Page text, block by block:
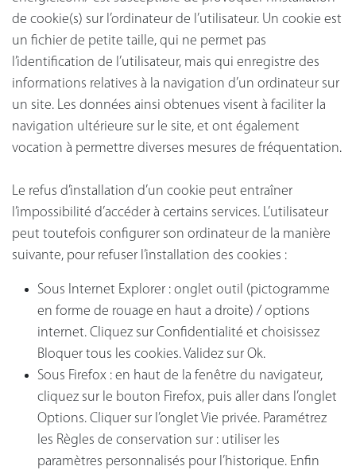
de cookie(s) sur l’ordinateur de l’utilisateur. Un cookie est
un fichier de petite taille, qui ne permet pas
l’identification de l’utilisateur, mais qui enregistre des
informations relatives à la navigation d’un ordinateur sur
un site. Les données ainsi obtenues visent à faciliter la
navigation ultérieure sur le site, et ont également
vocation à permettre diverses mesures de fréquentation.
Le refus d’installation d’un cookie peut entraîner
l’impossibilité d’accéder à certains services. L’utilisateur
peut toutefois configurer son ordinateur de la manière
suivante, pour refuser l’installation des cookies :
Sous Internet Explorer : onglet outil (pictogramme
en forme de rouage en haut a droite) / options
internet. Cliquez sur Confidentialité et choisissez
Bloquer tous les cookies. Validez sur Ok.
Sous Firefox : en haut de la fenêtre du navigateur,
cliquez sur le bouton Firefox, puis aller dans l’onglet
Options. Cliquer sur l’onglet Vie privée. Paramétrez
les Règles de conservation sur : utiliser les
paramètres personnalisés pour l’historique. Enfin